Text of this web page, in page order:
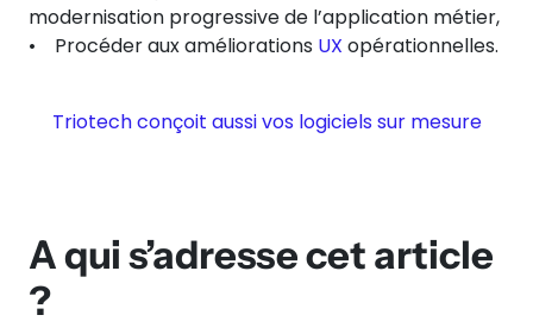
modernisation progressive de l’application métier,
• Procéder aux améliorations UX opérationnelles.
Triotech conçoit aussi vos logiciels sur mesure
A qui s’adresse cet article
?